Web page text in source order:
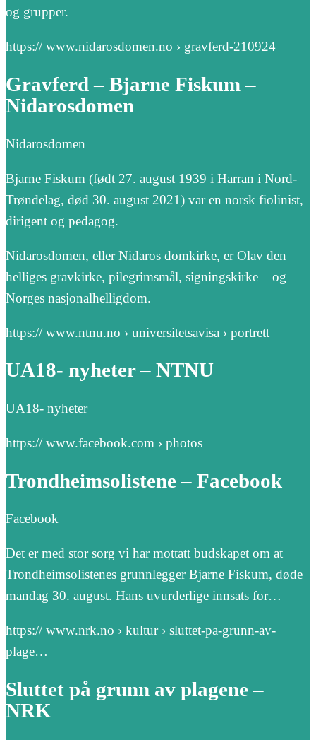
og grupper.
https:// www.nidarosdomen.no › gravferd-210924
Gravferd – Bjarne Fiskum –
Nidarosdomen
Nidarosdomen
Bjarne Fiskum (født 27. august 1939 i Harran i Nord-
Trøndelag, død 30. august 2021) var en norsk fiolinist,
dirigent og pedagog.
Nidarosdomen, eller Nidaros domkirke, er Olav den
helliges gravkirke, pilegrimsmål, signingskirke – og
Norges nasjonalhelligdom.
https:// www.ntnu.no › universitetsavisa › portrett
UA18- nyheter – NTNU
UA18- nyheter
https:// www.facebook.com › photos
Trondheimsolistene – Facebook
Facebook
Det er med stor sorg vi har mottatt budskapet om at
Trondheimsolistenes grunnlegger Bjarne Fiskum, døde
mandag 30. august. Hans uvurderlige innsats for…
https:// www.nrk.no › kultur › sluttet-pa-grunn-av-
plage…
Sluttet på grunn av plagene –
NRK